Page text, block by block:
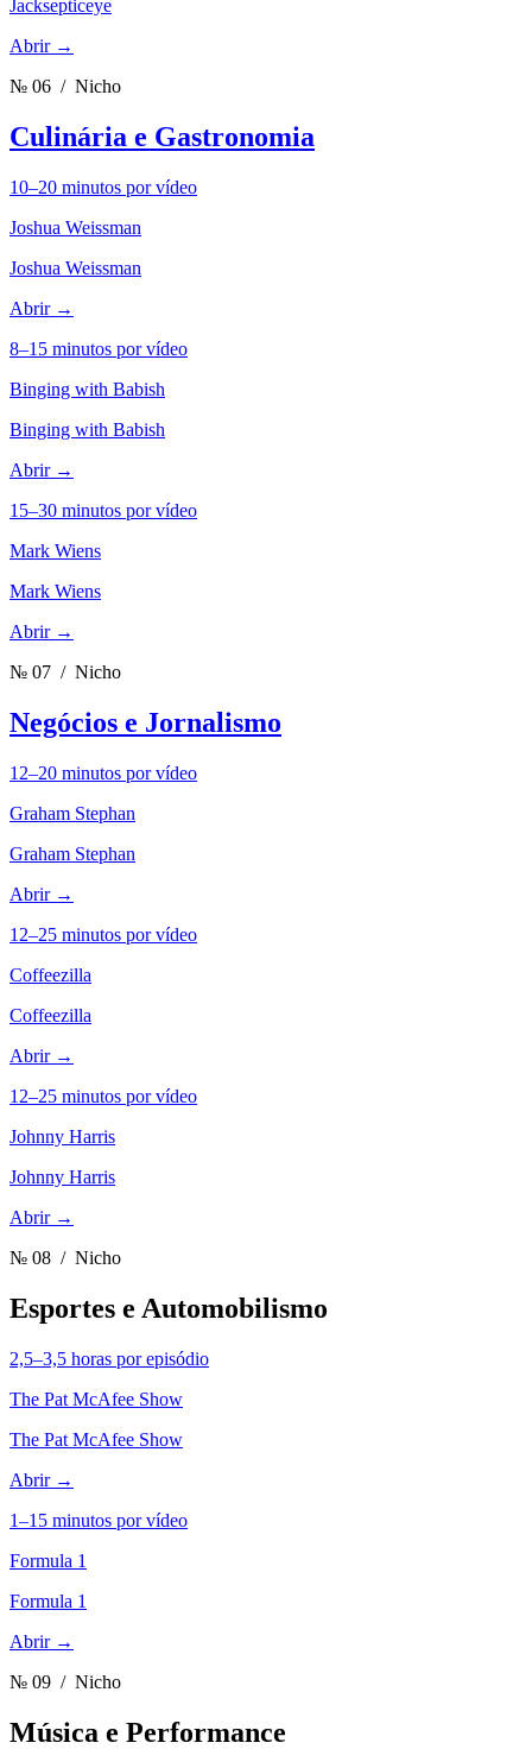
Jacksepticeye
Abrir →
№ 06 / Nicho
Culinária e Gastronomia
10–20 minutos por vídeo
Joshua Weissman
Joshua Weissman
Abrir →
8–15 minutos por vídeo
Binging with Babish
Binging with Babish
Abrir →
15–30 minutos por vídeo
Mark Wiens
Mark Wiens
Abrir →
№ 07 / Nicho
Negócios e Jornalismo
12–20 minutos por vídeo
Graham Stephan
Graham Stephan
Abrir →
12–25 minutos por vídeo
Coffeezilla
Coffeezilla
Abrir →
12–25 minutos por vídeo
Johnny Harris
Johnny Harris
Abrir →
№ 08 / Nicho
Esportes e Automobilismo
2,5–3,5 horas por episódio
The Pat McAfee Show
The Pat McAfee Show
Abrir →
1–15 minutos por vídeo
Formula 1
Formula 1
Abrir →
№ 09 / Nicho
Música e Performance